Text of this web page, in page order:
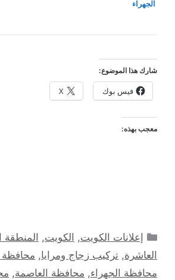
الجهراء
شارك هذا الموضوع:
فيس بوك X
معجب بهذه:
التصنيفات
إعلانات الكويت, الكويت, المنطقة
العاشرة, تركيب زجاج ومرايا, محافظة
محافظة الجهراء, محافظة العاصمة,